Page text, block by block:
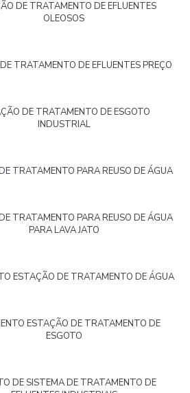
DE TRATAMENTO DE EFLUENTES
OLEOSOS
TRATAMENTO DE EFLUENTES PREÇO
DE TRATAMENTO DE ESGOTO
INDUSTRIAL
TRATAMENTO PARA REUSO DE ÁGUA
TRATAMENTO PARA REUSO DE ÁGUA
PARA LAVA JATO
ESTAÇÃO DE TRATAMENTO DE ÁGUA
ESTAÇÃO DE TRATAMENTO DE
ESGOTO
DE SISTEMA DE TRATAMENTO DE